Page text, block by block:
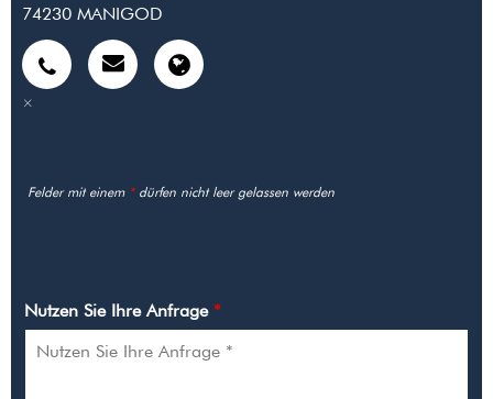
74230 MANIGOD
Felder mit einem *dürfen nicht leer gelassen werden
Nutzen Sie Ihre Anfrage *